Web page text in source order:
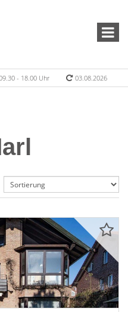
- 18.00 Uhr 03.08.2026